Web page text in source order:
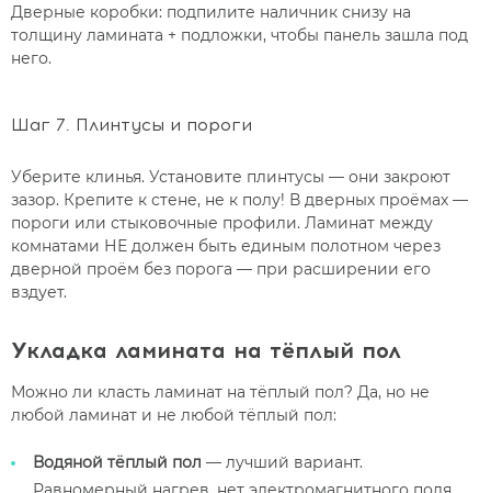
Дверные коробки: подпилите наличник снизу на
толщину ламината + подложки, чтобы панель зашла под
него.
Шаг 7. Плинтусы и пороги
Уберите клинья. Установите плинтусы — они закроют
зазор. Крепите к стене, не к полу! В дверных проёмах —
пороги или стыковочные профили. Ламинат между
комнатами НЕ должен быть единым полотном через
дверной проём без порога — при расширении его
вздует.
Укладка ламината на тёплый пол
Можно ли класть ламинат на тёплый пол? Да, но не
любой ламинат и не любой тёплый пол:
Водяной тёплый пол — лучший вариант.